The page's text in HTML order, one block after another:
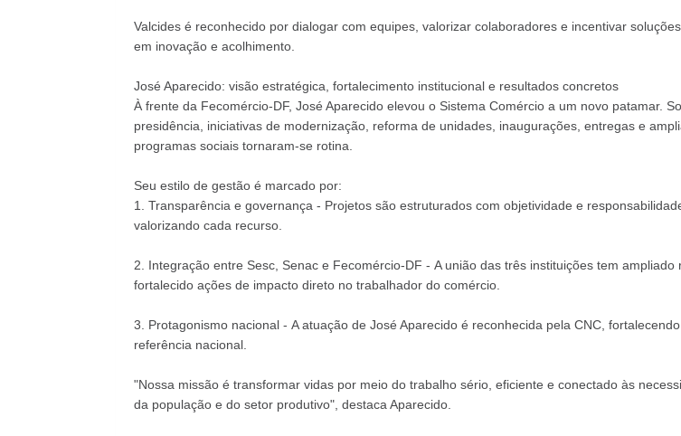
Valcides é reconhecido por dialogar com equipes, valorizar colaboradores e incentivar
em inovação e acolhimento.
José Aparecido: visão estratégica, fortalecimento institucional e resultados concretos
À frente da Fecomércio-DF, José Aparecido elevou o Sistema Comércio a um novo patamar.
presidência, iniciativas de modernização, reforma de unidades, inaugurações, entregas e
programas sociais tornaram-se rotina.
Seu estilo de gestão é marcado por:
1. Transparência e governança - Projetos são estruturados com objetividade e
valorizando cada recurso.
2. Integração entre Sesc, Senac e Fecomércio-DF - A união das três instituições tem ampliado
fortalecido ações de impacto direto no trabalhador do comércio.
3. Protagonismo nacional - A atuação de José Aparecido é reconhecida pela CNC,
referência nacional.
"Nossa missão é transformar vidas por meio do trabalho sério, eficiente e conectado às
da população e do setor produtivo", destaca Aparecido.